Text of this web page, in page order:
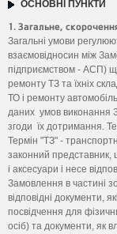
ОСНОВНІ ПУНКТИ
1. Загальне,
Загальні умови
взаємовідносин між
підприємством - АСП)
ремонту ТЗ та їхніх
ТО і ремонту
даних умов виконання
згоди їх дотримання.
Термін "ТЗ" -
законний представник,
і аксесуари і несе
Замовлення в частині
відповідні документи,
посвідчення для
осіб) та документи, як